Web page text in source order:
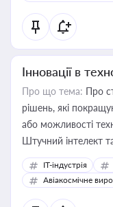
Інновації в
Про що тема: Про
рішень, які
або можливості
Штучний інтелект
IT-індустрія
Авіакосмічне